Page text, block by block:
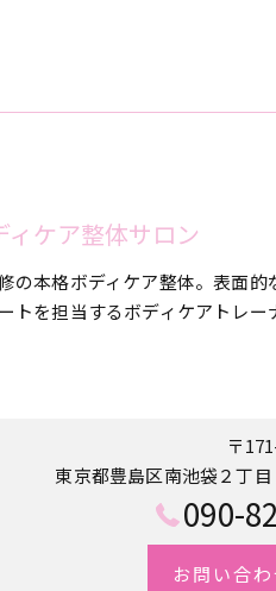
ィケア整体サロン
の本格ボディケア整体。表面
トを担当するボディケアトレー
〒
東京都豊島区南池袋２丁
090-
お問い合